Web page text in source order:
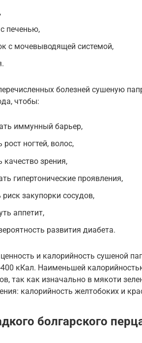
печенью,
с мочевыводящей системой,
болезней сушеную
чтобы:
иммунный барьер,
рост ногтей, волос,
качество зрения,
гипертонические проявления,
риск закупорки сосудов,
аппетит,
развития диабета.
и калорийность сушеной
400 кКал. Наименьшей
так как изначально в мякоти
калорийность желтобоких и
болгарского